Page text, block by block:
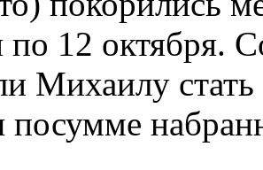
по 12 октября.
Михаилу